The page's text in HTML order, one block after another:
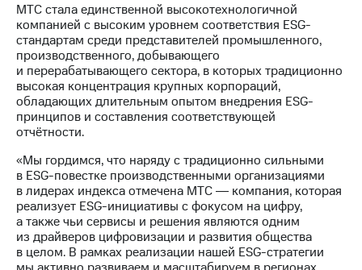
Интервью
Финансовая
отчетность
Контакты
Пригласить
спикера
и акционерам
Корпоративное
управление
Корпоративный
секретарь
Раскрытие
МТС стала единственной высокотехнологичной
компанией с высоким уровнем соответствия ESG-
стандартам среди представителей промышленного,
производственного, добывающего
и перерабатывающего сектора, в которых традиционно
высокая концентрация крупных корпораций,
обладающих длительным опытом внедрения ESG-
принципов и составления соответствующей
отчётности.
«Мы гордимся, что наряду с традиционно сильными
в ESG-повестке производственными организациями
в лидерах индекса отмечена МТС ― компания, которая
реализует ESG-инициативы с фокусом на цифру,
а также чьи сервисы и решения являются одним
из драйверов цифровизации и развития общества
в целом. В рамках реализации нашей ESG-стратегии